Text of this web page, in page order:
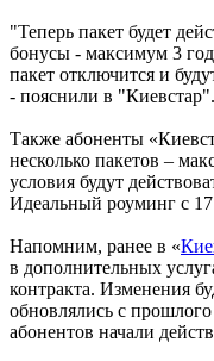
"Теперь пакет будет
бонусы - максимум 3
пакет отключится и
- пояснили в "Киевстар".
Также абоненты
несколько пакетов –
условия будут
Идеальный роуминг с 17
Напомним, ранее в «
в дополнительных
контракта. Изменения
обновлялись с
абонентов начали